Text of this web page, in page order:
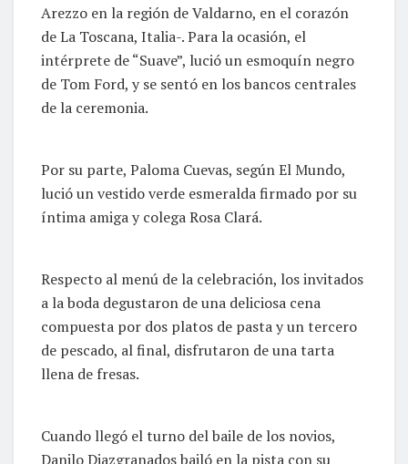
Arezzo en la región de Valdarno, en el corazón
de La Toscana, Italia-. Para la ocasión, el
intérprete de “Suave”, lució un esmoquín negro
de Tom Ford, y se sentó en los bancos centrales
de la ceremonia.
Por su parte, Paloma Cuevas, según El Mundo,
lució un vestido verde esmeralda firmado por su
íntima amiga y colega Rosa Clará.
Respecto al menú de la celebración, los invitados
a la boda degustaron de una deliciosa cena
compuesta por dos platos de pasta y un tercero
de pescado, al final, disfrutaron de una tarta
llena de fresas.
Cuando llegó el turno del baile de los novios,
Danilo Diazgranados bailó en la pista con su